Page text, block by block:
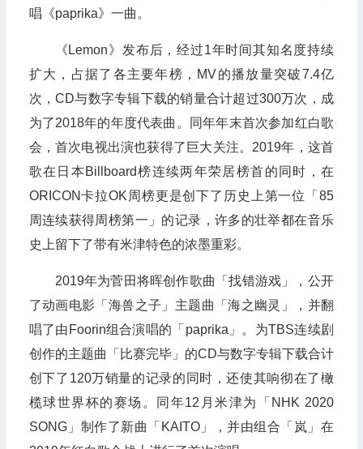
唱《paprika》一曲。
《Lemon》发布后，经过1年时间其知名度持续
扩大，占据了各主要年榜，MV的播放量突破7.4亿
次，CD与数字专辑下载的销量合计超过300万次，成
为了2018年的年度代表曲。同年年末首次参加红白歌
会，首次电视出演也获得了巨大关注。2019年，这首
歌在日本Billboard榜连续两年荣居榜首的同时，在
ORICON卡拉OK周榜更是创下了历史上第一位「85
周连续获得周榜第一」的记录，许多的壮举都在音乐
史上留下了带有米津特色的浓墨重彩。
2019年为菅田将晖创作歌曲「找错游戏」，公开
了动画电影「海兽之子」主题曲「海之幽灵」，并翻
唱了由Foorin组合演唱的「paprika」。为TBS连续剧
创作的主题曲「比赛完毕」的CD与数字专辑下载合计
创下了120万销量的记录的同时，还使其响彻在了橄
榄球世界杯的赛场。同年12月米津为「NHK 2020
SONG」制作了新曲「KAITO」，并由组合「岚」在